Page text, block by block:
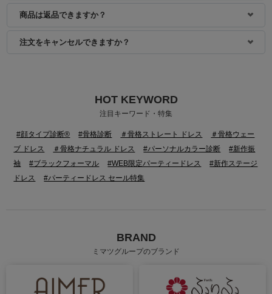
身長：150cm
身長：166cm 身長：155cm
商品は返品できますか？
注文をキャンセルできますか？
HOT KEYWORD
注目キーワード・特集
#顔タイプ診断® #骨格診断 ＃骨格ストレート ドレス
＃骨格ウェー
ブ ドレス
＃骨格ナチュラル ドレス #パーソナルカラー診断
#新作振
袖
#ブラックフォーマル #WEB限定パーティードレス
#新作ステージ
ドレス
#パーティードレス セール特集
BRAND
ミマツグループのブランド